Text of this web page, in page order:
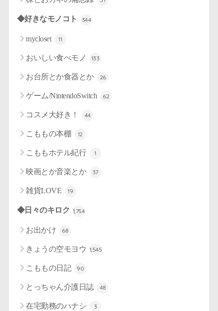
◆好きなモノコト 344
mycloset 11
おいしい食べモノ 133
お台所とか食器とか 26
ゲーム/NintendoSwitch 62
コスメ大好き！ 44
こももの本棚 12
こももホテル紀行 1
映画とか音楽とか 37
雑貨LOVE 19
◆日々のキロク 1,754
お出かけ 68
きょうの空モヨウ 1,545
こももの日記 90
とっちゃん介護日誌 48
在宅勤務のハナシ 3